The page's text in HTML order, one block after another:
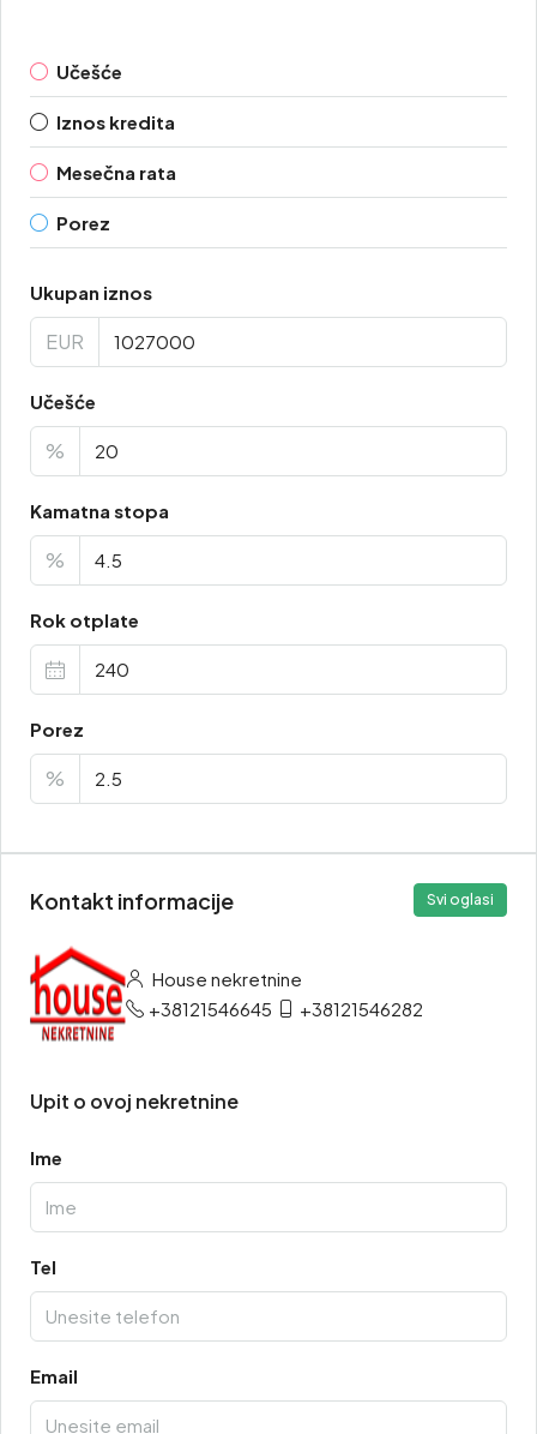
Učešće
Iznos kredita
Mesečna rata
Porez
Ukupan iznos
EUR
Učešće
%
Kamatna stopa
%
Rok otplate
Porez
%
Kontakt informacije Svi oglasi
House nekretnine
+38121546645
+38121546282
Upit o ovoj nekretnine
Ime
Tel
Email